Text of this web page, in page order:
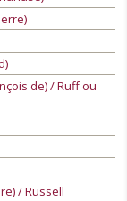
de) / Ruff ou
/ Russell